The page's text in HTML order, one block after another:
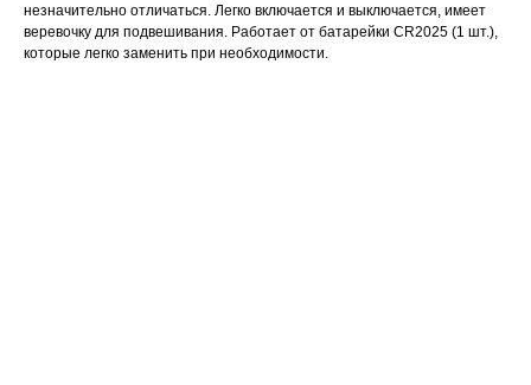
незначительно отличаться. Легко включается и выключается, имеет
веревочку для подвешивания. Работает от батарейки CR2025 (1 шт.),
которые легко заменить при необходимости.